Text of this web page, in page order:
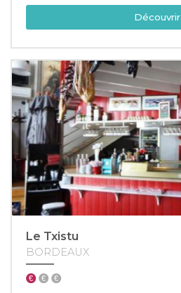
Découvrir
Le Txistu
BORDEAUX